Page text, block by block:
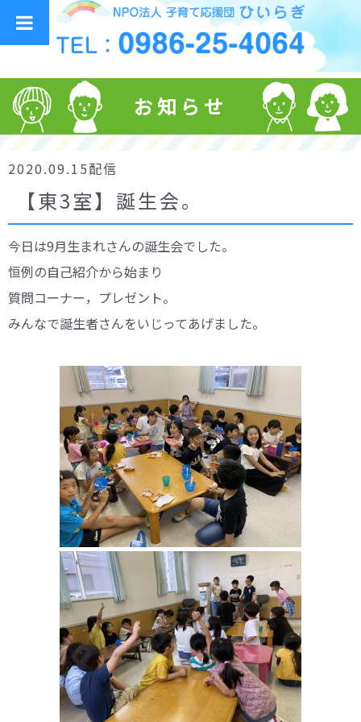
お知らせ
2020.09.15配信
【東3室】誕生会。
今日は9月生まれさんの誕生会でした。
恒例の自己紹介から始まり
質問コーナー，プレゼント。
みんなで誕生者さんをいじってあげました。